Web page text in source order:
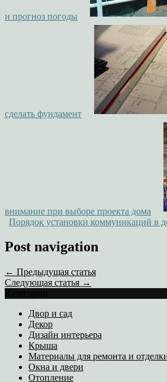
и прогноз погоды
сделать фундамент
внимание при выборе проекта дома
Порядок установки коммуникаций в
Post navigation
← Предыдущая статья
Следующая статья →
Двор и сад
Декор
Дизайн интерьера
Крыша
Материалы для ремонта и
Окна и двери
Отопление